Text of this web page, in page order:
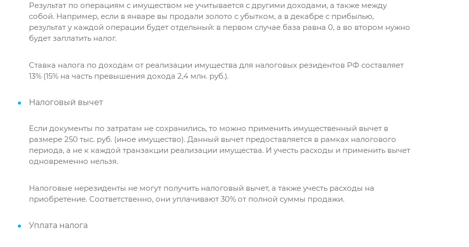
Результат по операциям с имуществом не учитывается с другими доходами, а также между
собой. Например, если в январе вы продали золото с убытком, а в декабре с прибылью,
результат у каждой операции будет отдельный: в первом случае база равна 0, а во втором нужно
будет заплатить налог.
Ставка налога по доходам от реализации имущества для налоговых резидентов РФ составляет
13% (15% на часть превышения дохода 2,4 млн. руб.).
Налоговый вычет
Если документы по затратам не сохранились, то можно применить имущественный вычет в
размере 250 тыс. руб. (иное имущество). Данный вычет предоставляется в рамках налогового
периода, а не к каждой транзакции реализации имущества. И учесть расходы и применить вычет
одновременно нельзя.
Налоговые нерезиденты не могут получить налоговый вычет, а также учесть расходы на
приобретение. Соответственно, они уплачивают 30% от полной суммы продажи.
Уплата налога